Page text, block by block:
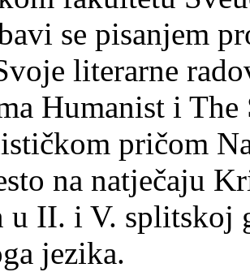
se pisanjem
literarne
Humanist i
pričom
na natječaju
u II. i V. splitskoj
jezika.